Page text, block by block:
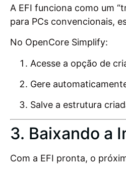
A EFI funciona como um
para PCs convencionais,
No OpenCore Simplify:
Acesse a opção de
Gere
Salve a estrutura
3. Baixando a
Com a EFI pronta, o